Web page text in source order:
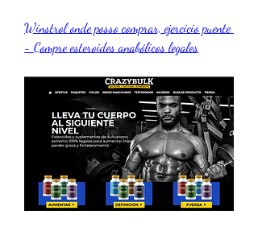
Winstrol onde posso comprar, ejercicio puente
- Compre esteroides anabólicos legales